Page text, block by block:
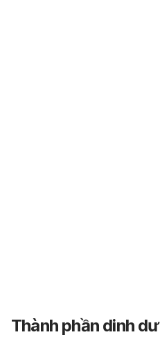
Thành phần dinh